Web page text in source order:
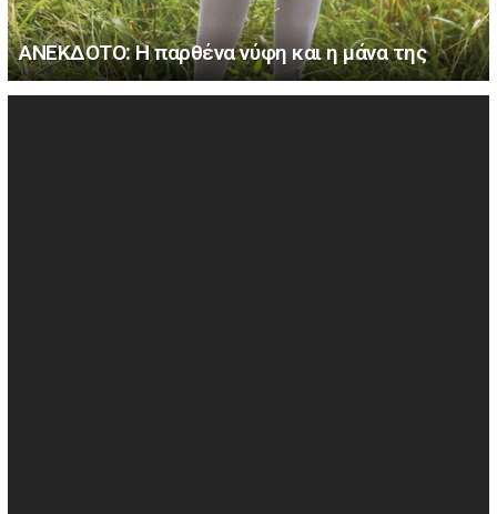
ΑΝΕΚΔΟΤΟ: Η παρθένα νύφη και η μάνα της